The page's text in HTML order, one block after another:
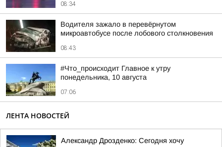
08:34
Водителя зажало в перевёрнутом
микроавтобусе после лобового столкновения
08:43
#Что_происходит Главное к утру
понедельника, 10 августа
07:06
ЛЕНТА НОВОСТЕЙ
Александр Дрозденко: Сегодня хочу